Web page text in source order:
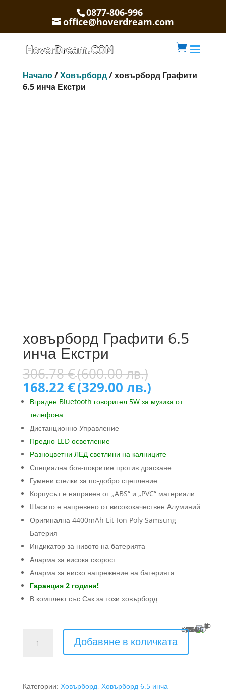
0877-806-996
office@hoverdream.com

Начало/Ховърборд/ ховърборд Графити
6.5 инча Екстри
ховърборд Графити 6.5
инча Екстри
306.78€(600.00 лв.)
was:
306.78 €
168.22 €(329.00 лв.)Текущата
цена
е:
Вграден Bluetooth говорител 5W за музика от
телефона
Дистанционно Управление
Предно LED осветление
Разноцветни ЛЕД светлини на калниците
Специална боя-покритие против драскане
Гумени стелки за по-добро сцепление
Корпусът е направен от „ABS“ и „PVC“ материали
Шасито е напревено от висококачествен Алуминий
Оригинална 4400mAh Lit-Ion Poly Samsung
Батерия
Индикатор за нивото на батерията
Аларма за висока скорост
Аларма за ниско напрежение на батерията
Гаранция 2 години!
В комплект със Сак за този ховърборд
Добавяне в количката
Купи с13 x €24.67 (13 x 48.25 BGN)
Категории: Ховърборд, Ховърборд 6.5 инча